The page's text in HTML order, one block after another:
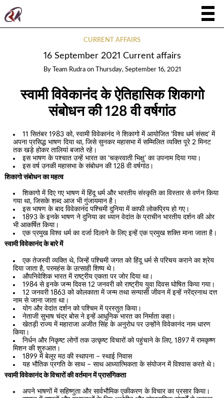
CURRENT AFFAIRS
16 September 2021 Current affairs
By Team Rudra on Thursday, September 16, 2021
स्वामी विवेकानंद के ऐतिहासिक शिकागो
संबोधन की 128 वी वर्षगांठ
11 सितंबर 1983 को, स्वामी विवेकानंद ने शिकागो में आयोजित ‘विश्व धर्म संसद’ में
अपना प्रसिद्ध भाषण दिया था, जिसे सुनकर महासभा में सम्मिलित व्यक्ति पूरे 2 मिनट
तक खड़े होकर तालियां बजाते रहे।
इस भाषण के पश्चात उन्हें भारत का ‘चक्रवाती भिक्षु’ का उपनाम दिया गया।
इस वर्ष उनकी महासभा के संबोधन की 128 वी वर्षगांठ।
शिकागो संबोधन का महत्व
शिकागो में दिए गए भाषण में हिंदू धर्म और भारतीय संस्कृति का विस्तार से वर्णन किया
गया था, जिसके शब्द आज भी गुंजायमान है।
इस भाषण के बाद विवेकानंद पश्चिमी दुनिया में काफी लोकप्रिय हो गए।
1893 के इनके भाषण ने दुनिया का ध्यान वेदांत के प्राचीन भारतीय दर्शन की ओर
भी आकर्षित किया।
एक प्रमुख विश्व धर्म का दर्जा दिलाने के लिए इन्हें एक प्रमुख शक्ति माना जाता है।
स्वामी विवेकानंद के बारे में
एक तेजस्वी व्यक्ति थे, जिन्हें पश्चिमी जगत को हिंदू धर्म सेे परिचय कराने का श्रेय
दिया जाता है, परमहंस के उत्साही शिष्य थे।
औपनिवेशिक भारत में राष्ट्रीय एकता पर जोर दिया था।
1984 से इनके जन्म दिवस 12 जनवरी को राष्ट्रीय युवा दिवस घोषित किया गया।
12 जनवरी 1863 को कोलकाता में जन्म तथा सन्यासी जीवन में इन्हें नरेंद्रनाथ दत्त
नाम से जाना जाता था।
योग और वेदांत दर्शन को पश्चिम में प्रस्तुत किया।
नेताजी सुभाष चंद्र बोस ने इन्हें आधुनिक भारत का निर्माता कहा।
खेतड़ी राज्य में महाराजा अजीत सिंह के अनुरोध पर उन्होंने विवेकानंद नाम धारण
किया।
निर्धन और निकृष्ट लोगों तक उत्कृष्ट विचारों को पहुंचाने के लिए, 1897 में रामकृष्ण
मिशन की शुरुआत।
1899 में बेलूर मठ की स्थापना – स्थाई निवास
यह भौतिक प्रगति के साथ – साथ आध्यात्मिकता के संयोजन में विश्वास करते थे।
स्वामी विवेकानंद के विचारों की वर्तमान में प्रासंगिकता
अपने भाषणों में सहिष्णुता और सार्वभौमिक एकीकरण के विचार का प्रसार किया।